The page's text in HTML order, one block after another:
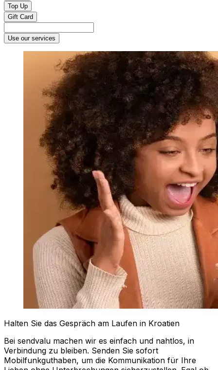
Top Up
Gift Card
Use our services
Halten Sie das Gespräch am Laufen in Kroatien
Bei sendvalu machen wir es einfach und nahtlos, in
Verbindung zu bleiben. Senden Sie sofort
Mobilfunkguthaben, um die Kommunikation für Ihre